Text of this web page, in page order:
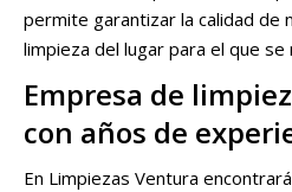
permite garantizar la calidad de
limpieza del lugar para el que
Empresa de
con años de
En Limpiezas Ventura